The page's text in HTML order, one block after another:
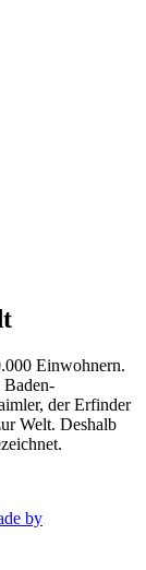
Einwohnern.
Baden-
der Erfinder
Welt. Deshalb
by